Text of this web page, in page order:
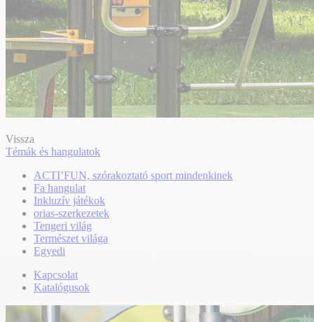
Vissza
Témák és hangulatok
ACTI’FUN, szórakoztató sport mindenkinek
Fa hangulat
Inkluzív játékok
orias-szerkezetek
Tengeri világ
Természet világa
Egyedi
Kapcsolat
Katalógusok